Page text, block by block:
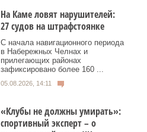
На Каме ловят нарушителей:
27 судов на штрафстоянке
С начала навигационного периода
в Набережных Челнах и
прилегающих районах
зафиксировано более 160 ...
05.08.2026, 14:11
«Клубы не должны умирать»:
спортивный эксперт – о